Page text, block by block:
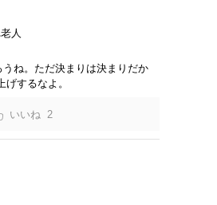
人
ね。ただ決まりは決まりだか
げするなよ。
2